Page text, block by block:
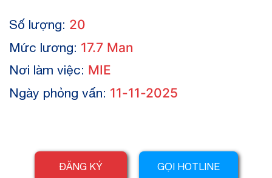
Số lượng: 20
Mức lương: 17.7 Man
Nơi làm việc: MIE
Ngày phỏng vấn: 11-11-2025
ĐĂNG KÝ GỌI HOTLINE